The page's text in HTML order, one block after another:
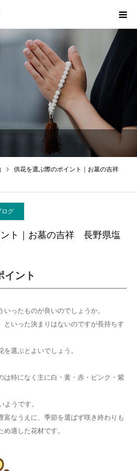
供花を選ぶ際のポイント｜お墓の吉祥
ログ
ト｜お墓の吉祥 長野県塩
イント
ったものが良いのでしょうか。
といった決まりはないのですが長持ちす
選ぶとよいでしょう。
は特になく主に白・黄・赤・ピンク・紫
ようです。
富なうえに、季節を選ばず咲き終わりも
適した花材です。